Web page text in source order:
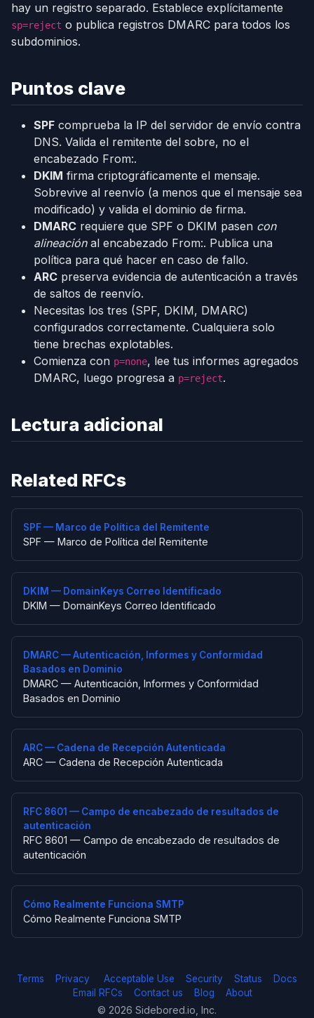
hay un registro separado. Establece explícitamente
sp=reject o publica registros DMARC para todos los
subdominios.
Puntos clave
SPF comprueba la IP del servidor de envío contra
DNS. Valida el remitente del sobre, no el
encabezado From:.
DKIM firma criptográficamente el mensaje.
Sobrevive al reenvío (a menos que el mensaje sea
modificado) y valida el dominio de firma.
DMARC requiere que SPF o DKIM pasen con
alineaciónal encabezado From:. Publica una
política para qué hacer en caso de fallo.
ARC preserva evidencia de autenticación a través
de saltos de reenvío.
Necesitas los tres (SPF, DKIM, DMARC)
configurados correctamente. Cualquiera solo
tiene brechas explotables.
Comienza con p=none, lee tus informes agregados
DMARC, luego progresa a p=reject.
Lectura adicional
Related RFCs
SPF — Marco de Política del Remitente
SPF — Marco de Política del Remitente
DKIM — DomainKeys Correo Identificado
DKIM — DomainKeys Correo Identificado
DMARC — Autenticación, Informes y Conformidad
Basados en Dominio
DMARC — Autenticación, Informes y Conformidad
Basados en Dominio
ARC — Cadena de Recepción Autenticada
ARC — Cadena de Recepción Autenticada
RFC 8601 — Campo de encabezado de resultados de
autenticación
RFC 8601 — Campo de encabezado de resultados de
autenticación
Cómo Realmente Funciona SMTP
Cómo Realmente Funciona SMTP
Terms Privacy Acceptable Use Security Status
Docs
Email RFCs
Contact us Blog About
© 2026 Sidebored.io, Inc.